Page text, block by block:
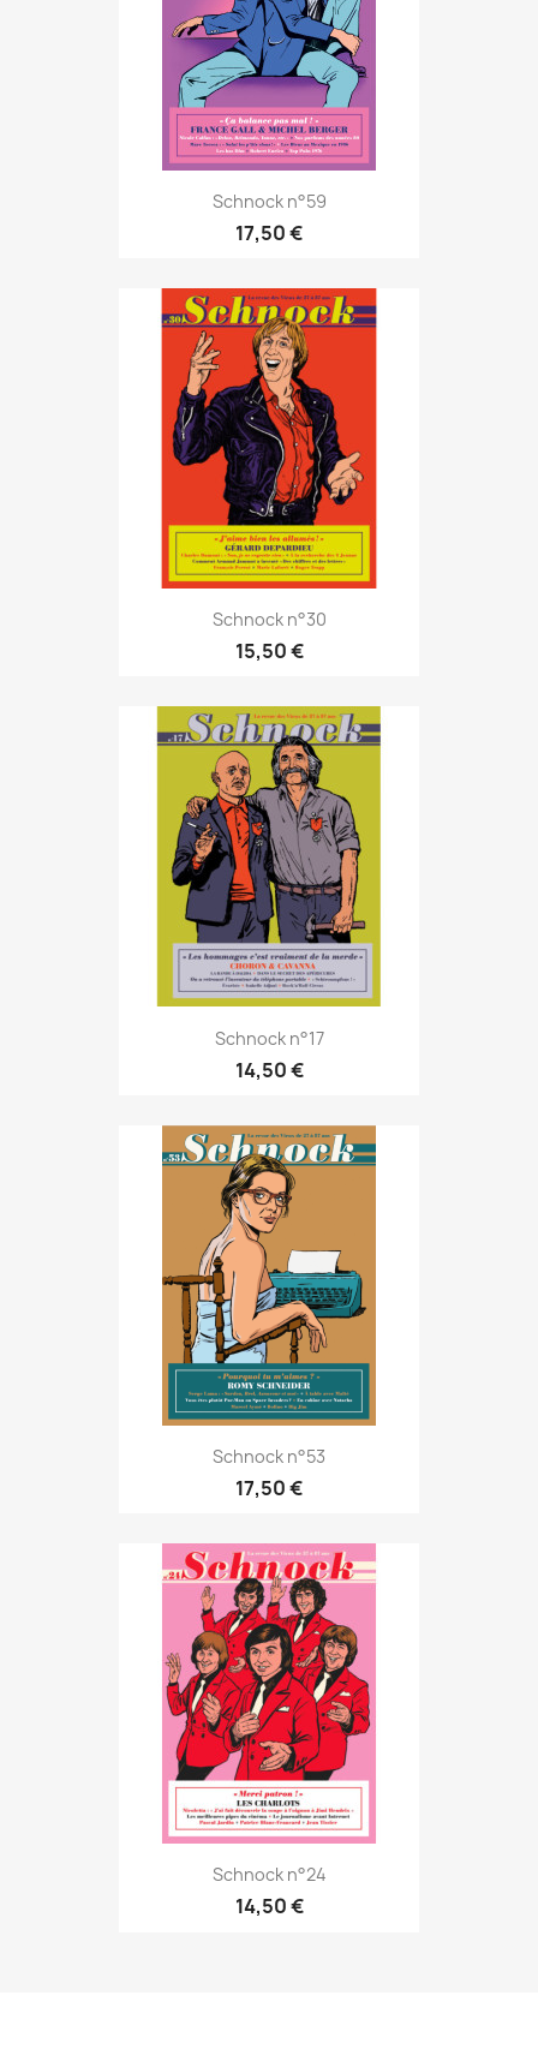
Schnock n°59
17,50 €
Schnock n°30
15,50 €
Schnock n°17
14,50 €
Schnock n°53
17,50 €
Schnock n°24
14,50 €